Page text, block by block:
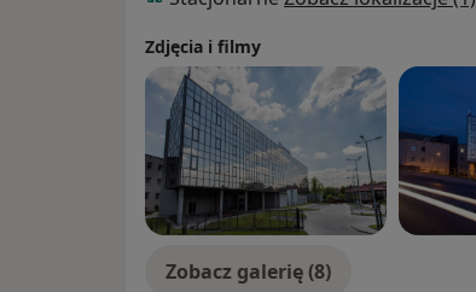
Zdjęcia i filmy
Zobacz galerię (8)